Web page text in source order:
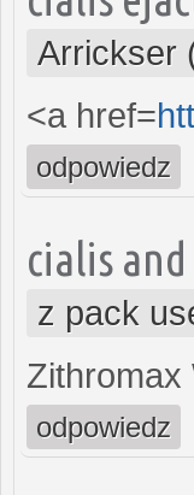
Arrickser
<a href=
odpowiedz
cialis
z pack
Zithromax
odpowiedz